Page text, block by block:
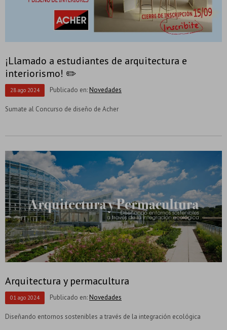
¡Llamado a estudiantes de arquitectura e
interiorismo! ✏️
28 ago 2024 Publicado en: Novedades
Sumate al Concurso de diseño de Acher
Arquitectura y permacultura
01 ago 2024 Publicado en: Novedades
Diseñando entornos sostenibles a través de la integración ecológica